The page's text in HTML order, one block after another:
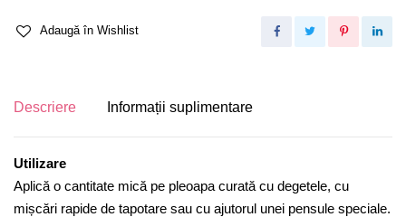
Adaugă în Wishlist
Descriere Informații suplimentare
Utilizare
Aplică o cantitate mică pe pleoapa curată cu degetele, cu
mișcări rapide de tapotare sau cu ajutorul unei pensule speciale.